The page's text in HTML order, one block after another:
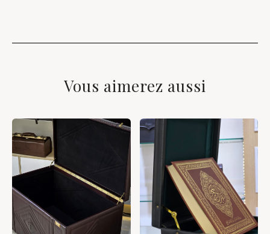
Vous aimerez aussi